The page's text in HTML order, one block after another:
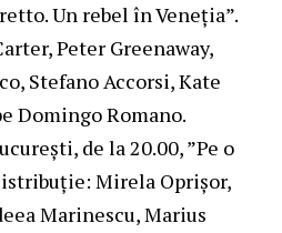
Un rebel în Veneţia”.
Peter Greenaway,
Stefano Accorsi, Kate
Domingo Romano.
de la 20.00, ”Pe o
Mirela Oprişor,
Marinescu, Marius